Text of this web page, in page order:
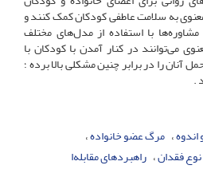
به سلامت عاطفی کودکان کمک کنند و
مشاوره‌ها با استفاده از مدل‌های مختلف
می‌توانند در کنار آمدن با کودکان با
را در برابر چنین مشکلی بالا برده ؛
.
مرگ عضو خانواده
نوع فقدان راهبردهای مقابله‌ا